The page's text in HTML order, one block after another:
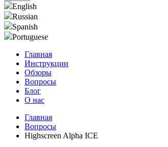
English
Russian
Spanish
Portuguese
Главная
Инструкции
Обзоры
Вопросы
Блог
О нас
Главная
Вопросы
Highscreen Alpha ICE